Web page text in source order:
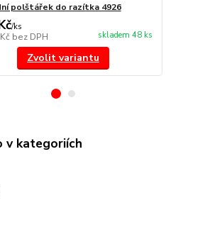
polštářek do razítka 4926
/ks
bez DPH skladem 48 ks
Zvolit variantu
v kategoriích